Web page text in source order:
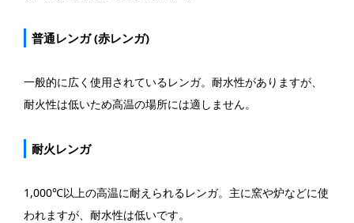
普通レンガ (赤レンガ)
一般的に広く使用されているレンガ。耐水性がありますが、
耐火性は低いため高温の場所には適しません。
耐火レンガ
1,000℃以上の高温に耐えられるレンガ。主に窯や炉などに使
われますが、耐水性は低いです。